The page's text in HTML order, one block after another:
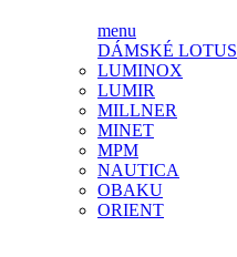
menu
DÁMSKÉ LOTUS
LUMINOX
LUMIR
MILLNER
MINET
MPM
NAUTICA
OBAKU
ORIENT